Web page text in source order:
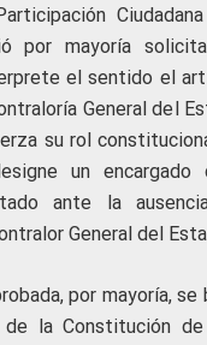
por mayoría
el sentido el
General del
su rol
un encargado
ante la
General del
por mayoría,
de la Constitución